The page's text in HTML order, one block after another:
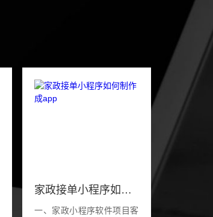
家政接单小程序如何制作成app
一、家政小程序软件项目客